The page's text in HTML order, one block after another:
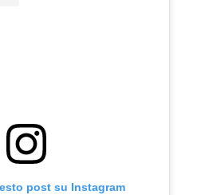
post su Instagram